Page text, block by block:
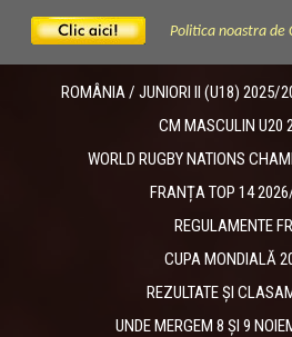
Politica noastra de
ROMÂNIA / JUNIORI II (U18) 2025/
CM MASCULIN U20
WORLD RUGBY NATIONS
FRANȚA TOP 14
REGULAMENTE
CUPA MONDIALĂ
REZULTATE ȘI
UNDE MERGEM 8 ȘI 9